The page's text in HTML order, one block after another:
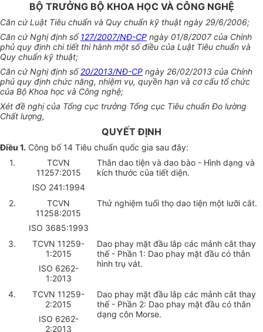
BỘ TRƯỞNG BỘ KHOA HỌC VÀ CÔNG NGHỆ
Căn cứ Luật Tiêu chuẩn và Quy chuẩn kỹ thuật ngày 29/6/2006;
Căn cứ Nghị định số127/2007/NĐ-CP ngày 01/8/2007 của Chính
phủ quy định chi tiết thi hành một sốđiều của Luật Tiêu chuẩn và
Quy chuẩn kỹ thuật;
Căn cứ Nghị định số20/2013/NĐ-CP ngày 26/02/2013 của Chính
phủ quy định chức năng, nhiệm vụ, quyền hạn và cơ cấu tổ chức
của Bộ Khoa học và Công nghệ;
Xét đề nghị của Tổng cục trưởng Tổng cục Tiêu chuẩn Đo lường
Chất lượng,
QUYẾT ĐỊNH
Điều 1. Công bố 14 Tiêu chuẩn quốc gia sau đây:
1.
TCVN
11257:2015
ISO 241:1994
Thân dao tiện và dao bào - Hình dạng và
kích thước của tiết diện.
2.
TCVN
11258:2015
ISO 3685:1993
Thử nghiệm tuổi thọ dao tiện một lưỡi cắt.
3.
TCVN 11259-
1:2015
ISO 6262-
1:2013
Dao phay mặt đầu lắp các mảnh cắt thay
thế - Phần 1: Dao phay mặt đầu có thân
hình trụ vát.
4.
TCVN 11259-
2:2015
ISO 6262-
2:2013
Dao phay mặt đầu lắp các mảnh cắt thay
thế - Phần 2: Dao phay mặt đầu có thân
dạng côn Morse.